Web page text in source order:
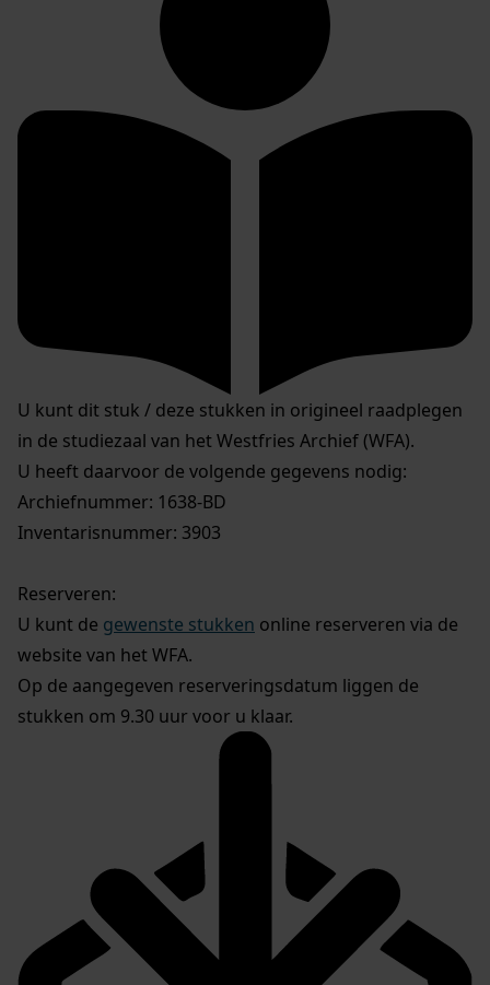
U kunt dit stuk / deze stukken in origineel raadplegen
in de studiezaal van het Westfries Archief (WFA).
U heeft daarvoor de volgende gegevens nodig:
Archiefnummer: 1638-BD
Inventarisnummer: 3903
Reserveren:
U kunt de gewenste stukken online reserveren via de
website van het WFA.
Op de aangegeven reserveringsdatum liggen de
stukken om 9.30 uur voor u klaar.